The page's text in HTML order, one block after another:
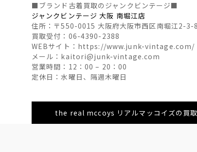
■ブランド古着買取のジャンクビンテージ■
ジャンクビンテージ 大阪 南堀江店
住所：〒550-0015 大阪府大阪市西区南堀江2-3-
買取受付：06-4390-2388
WEBサイト：https://www.junk-vintage.com/
メール：kaitori@junk-vintage.com
営業時間：12：00 – 20：00
定休日：水曜日、隔週木曜日
the real mccoys リアルマッコイズの買